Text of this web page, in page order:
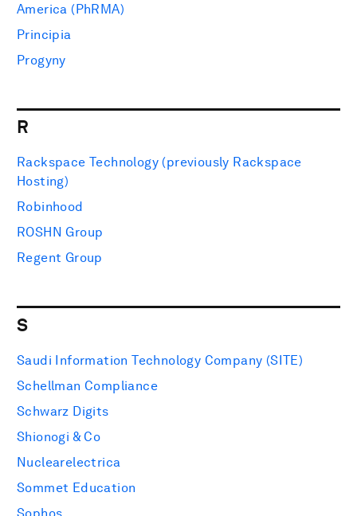
America (PhRMA)
Principia
Progyny
R
Rackspace Technology (previously Rackspace
Hosting)
Robinhood
ROSHN Group
Regent Group
S
Saudi Information Technology Company (SITE)
Schellman Compliance
Schwarz Digits
Shionogi & Co
Nuclearelectrica
Sommet Education
Sophos